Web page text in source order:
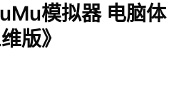
模拟器 电脑体
版》